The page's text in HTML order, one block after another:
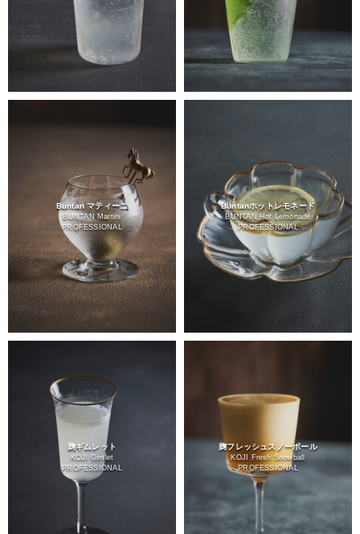
Buntan マティーニ
BUNTAN Martini
PROFESSIONAL
Buntanホットレモネード
BUNTAN Hot Lemonade
PROFESSIONAL
麹ギムレット
KOJI Gimlet
PROFESSIONAL
麹フレッシュスノーボール
KOJI Fresh Snowball
PROFESSIONAL